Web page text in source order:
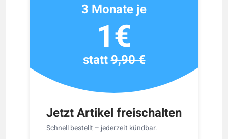
Jetzt Artikel freischalten
Schnell bestellt – jederzeit kündbar.
3 Monate je
1€
statt9,90 €